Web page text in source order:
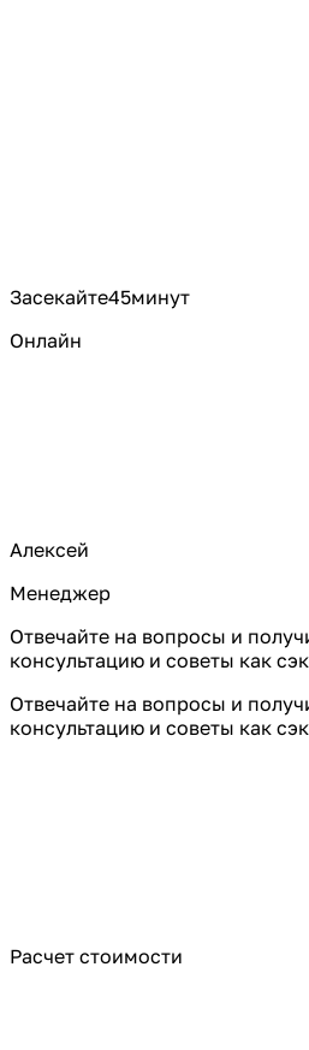
Засекайте45минут
Онлайн
Алексей
Менеджер
Отвечайте на вопросы и
консультацию и советы как
Отвечайте на вопросы и
консультацию и советы как
Расчет стоимости